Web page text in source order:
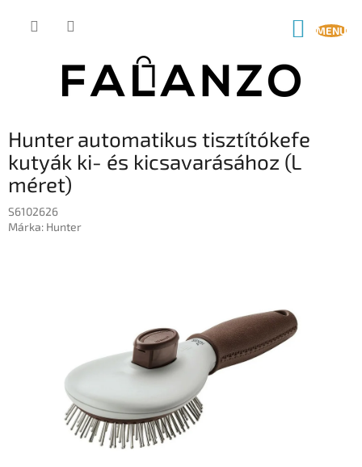
KOSÁR
Hunter automatikus tisztítókefe
kutyák ki- és kicsavarásához (L
méret)
S6102626
Márka: Hunter